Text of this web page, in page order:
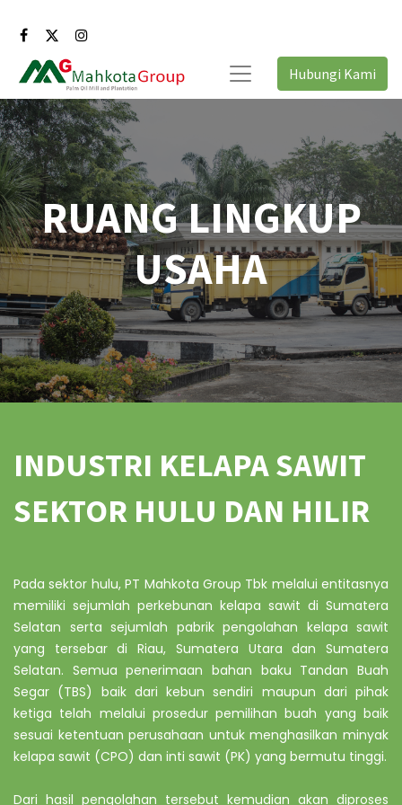
Hubungi Kami
RUANG LINGKUP
USAHA
INDUSTRI KELAPA SAWIT
SEKTOR HULU DAN HILIR
Pada sektor hulu, PT Mahkota Group Tbk melalui entitasnya
memiliki sejumlah perkebunan kelapa sawit di Sumatera
Selatan serta sejumlah pabrik pengolahan kelapa sawit
yang tersebar di Riau, Sumatera Utara dan Sumatera
Selatan. Semua penerimaan bahan baku Tandan Buah
Segar (TBS) baik dari kebun sendiri maupun dari pihak
ketiga telah melalui prosedur pemilihan buah yang baik
sesuai ketentuan perusahaan untuk menghasilkan minyak
kelapa sawit (CPO) dan inti sawit (PK) yang bermutu tinggi.
Dari hasil pengolahan tersebut kemudian akan diproses